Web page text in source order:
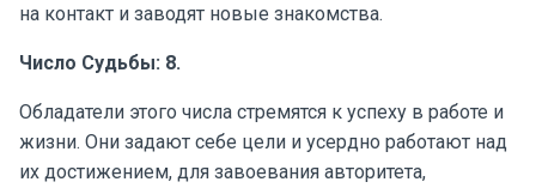
на контакт и заводят новые знакомства.
Число Судьбы: 8.
Обладатели этого числа стремятся к успеху в работе и
жизни. Они задают себе цели и усердно работают над
их достижением, для завоевания авторитета,